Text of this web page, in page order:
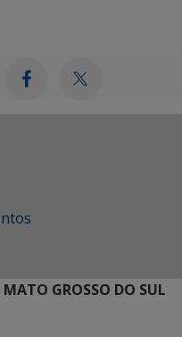
GROSSO DO SUL